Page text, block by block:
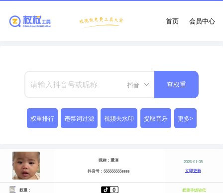
会员中心
首页
抖音 查权重
权重排行 违禁词过滤 视频去水印 提取音乐 更多>
昵称：重演
抖音号：555555555ssss
2026-01-05
立即更新
权重： 权重等级较低